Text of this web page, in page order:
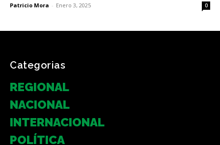
Patricio Mora - Enero 3, 2025 0
Categorias
REGIONAL
NACIONAL
INTERNACIONAL
POLÍTICA